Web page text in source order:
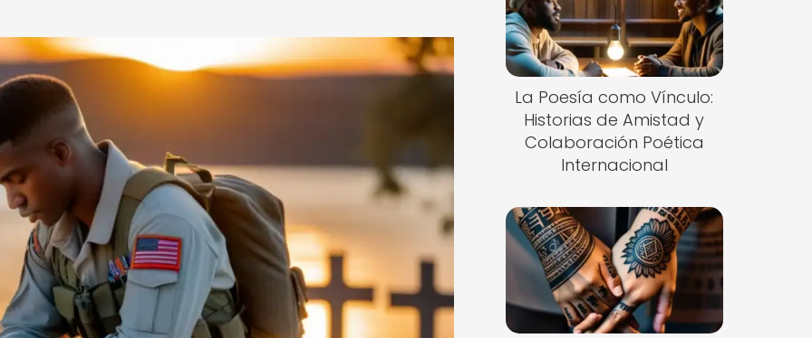
La Poesía como Vínculo:
Historias de Amistad y
Colaboración Poética
Internacional